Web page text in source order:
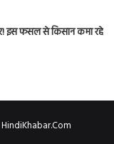
इस फसल से किसान कमा रहे